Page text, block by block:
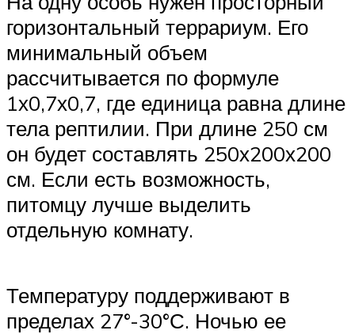
горизонтальный террариум. Его
минимальный объем
рассчитывается по формуле
1х0,7х0,7, где единица равна длине
тела рептилии. При длине 250 см
он будет составлять 250х200х200
см. Если есть возможность,
питомцу лучше выделить
отдельную комнату.
Температуру поддерживают в
пределах 27°-30°С. Ночью ее